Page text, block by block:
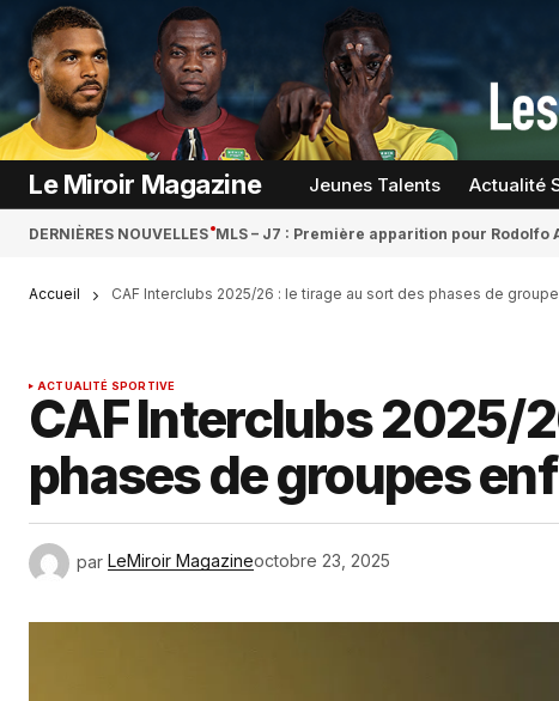
Le Miroir Magazine Jeunes Talents Actualité
DERNIÈRES NOUVELLES MLS – J7 : Première apparition pour
Accueil CAF Interclubs 2025/26 : le tirage au sort des phases de
ACTUALITÉ SPORTIVE
CAF Interclubs 2025/
phases de groupes
par LeMiroir Magazineoctobre 23, 2025